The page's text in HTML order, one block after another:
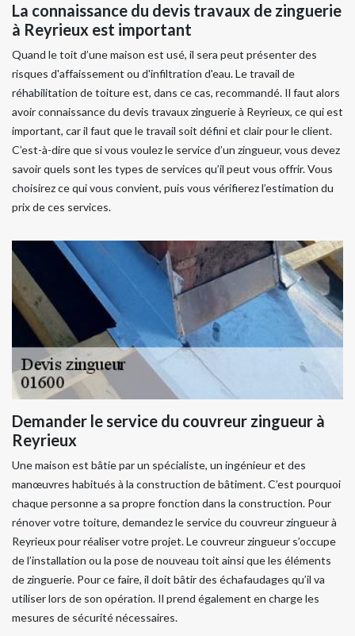
La connaissance du devis travaux de zinguerie
à Reyrieux est important
Quand le toit d’une maison est usé, il sera peut présenter des
risques d'affaissement ou d'infiltration d'eau. Le travail de
réhabilitation de toiture est, dans ce cas, recommandé. Il faut alors
avoir connaissance du devis travaux zinguerie à Reyrieux, ce qui est
important, car il faut que le travail soit défini et clair pour le client.
C’est-à-dire que si vous voulez le service d’un zingueur, vous devez
savoir quels sont les types de services qu’il peut vous offrir. Vous
choisirez ce qui vous convient, puis vous vérifierez l’estimation du
prix de ces services.
Demander le service du couvreur zingueur à
Reyrieux
Une maison est bâtie par un spécialiste, un ingénieur et des
manœuvres habitués à la construction de bâtiment. C’est pourquoi
chaque personne a sa propre fonction dans la construction. Pour
rénover votre toiture, demandez le service du couvreur zingueur à
Reyrieux pour réaliser votre projet. Le couvreur zingueur s’occupe
de l’installation ou la pose de nouveau toit ainsi que les éléments
de zinguerie. Pour ce faire, il doit bâtir des échafaudages qu’il va
utiliser lors de son opération. Il prend également en charge les
mesures de sécurité nécessaires.